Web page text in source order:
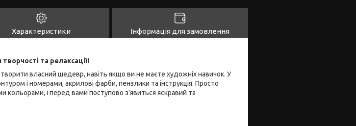
Характеристики Інформація для замовлення
та релаксації!
власний шедевр, навіть якщо ви не маєте художніх навичок. У
і номерами, акрилові фарби, пензлики та інструкція. Просто
кольорами, і перед вами поступово з’явиться яскравий та